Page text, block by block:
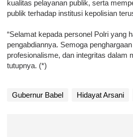
kualitas pelayanan publik, serta
publik terhadap institusi kepolisian
“Selamat kepada personel Polri yang
pengabdiannya. Semoga
profesionalisme, dan integritas dalam
tutupnya. (*)
Gubernur Babel Hidayat Arsani